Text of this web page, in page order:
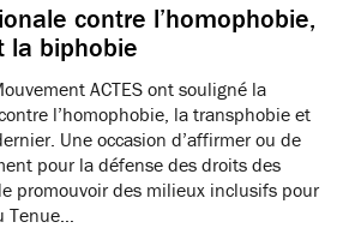
contre l’homophobie,
la biphobie
ACTES ont souligné la
l’homophobie, la transphobie et
Une occasion d’affirmer ou de
pour la défense des droits des
promouvoir des milieux inclusifs pour